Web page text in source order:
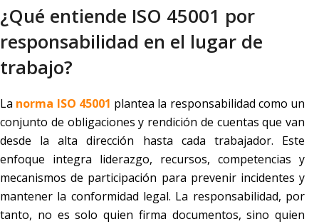
¿Qué entiende ISO 45001 por
responsabilidad en el lugar de
trabajo?
La norma ISO 45001 plantea la responsabilidad como un
conjunto de obligaciones y rendición de cuentas que van
desde la alta dirección hasta cada trabajador. Este
enfoque integra liderazgo, recursos, competencias y
mecanismos de participación para prevenir incidentes y
mantener la conformidad legal. La responsabilidad, por
tanto, no es solo quien firma documentos, sino quien